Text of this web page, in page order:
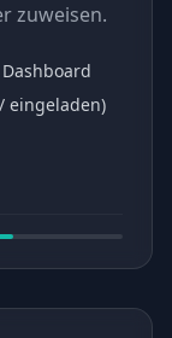
zuweisen.
eingeladen)